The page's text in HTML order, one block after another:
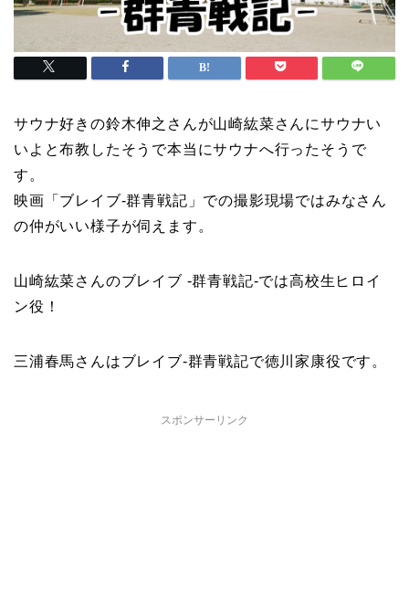
サウナ好きの鈴木伸之さんが山崎紘菜さんにサウナい
いよと布教したそうで本当にサウナへ行ったそうで
す。
映画「ブレイブ-群青戦記」での撮影現場ではみなさん
の仲がいい様子が伺えます。
山崎紘菜さんのブレイブ -群青戦記-では高校生ヒロイ
ン役！
三浦春馬さんはブレイブ-群青戦記で徳川家康役です。
スポンサーリンク